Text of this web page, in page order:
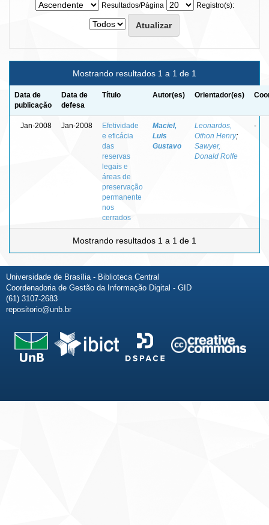
Resultados/Página
Registro(s):
Mostrando resultados 1 a 1 de 1
Data de
publicação
Data de
defesa
Título Autor(es) Orientador(es)
Jan-2008 Jan-2008
Efetividade
e eficácia
das
reservas
legais e
áreas de
preservação
permanente
nos
cerrados
Maciel,
Luis
Gustavo
Leonardos,
Othon Henry;
Sawyer,
Donald Rolfe
-
Mostrando resultados 1 a 1 de 1
Universidade de Brasília - Biblioteca Central
Coordenadoria de Gestão da Informação Digital - GID
(61) 3107-2683
repositorio@unb.br